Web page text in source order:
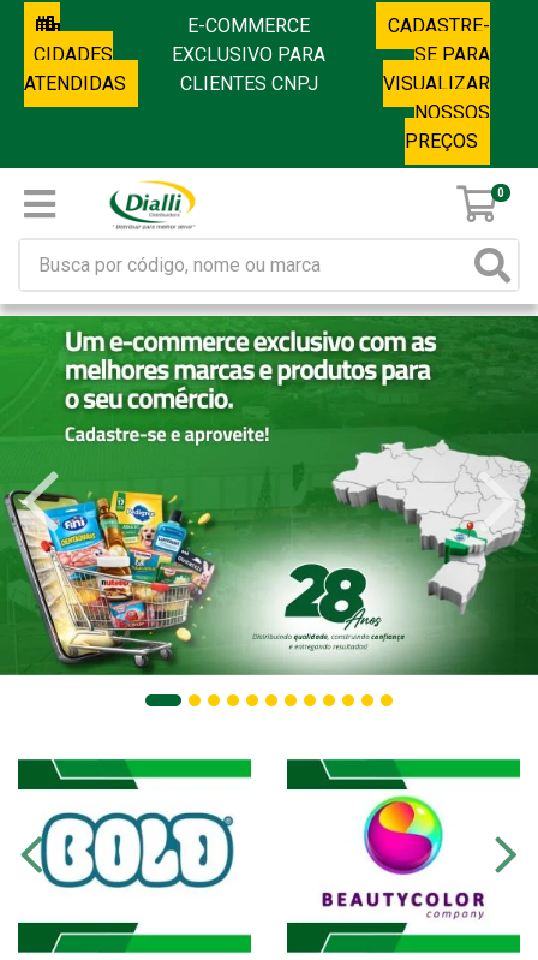
CIDADES
ATENDIDAS
E-COMMERCE
EXCLUSIVO PARA
CLIENTES CNPJ
CADASTRE-
SE PARA
VISUALIZAR
NOSSOS
PREÇOS
0